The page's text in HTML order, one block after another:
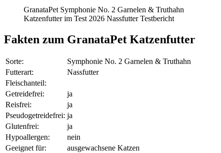
GranataPet Symphonie No. 2 Garnelen & Truthahn
Katzenfutter im Test 2026 Nassfutter Testbericht
Fakten zum GranataPet Katzenfutter
Sorte:
Symphonie No. 2 Garnelen & Truthahn
Futterart:
Nassfutter
Fleischanteil:
Getreidefrei:
ja
Reisfrei:
ja
Pseudogetreidefrei: ja
Glutenfrei:
ja
Hypoallergen:
nein
Geeignet für:
ausgewachsene Katzen